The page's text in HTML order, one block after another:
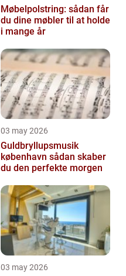
Møbelpolstring: sådan får
du dine møbler til at holde
i mange år
03 may 2026
Guldbryllupsmusik
københavn sådan skaber
du den perfekte morgen
03 may 2026